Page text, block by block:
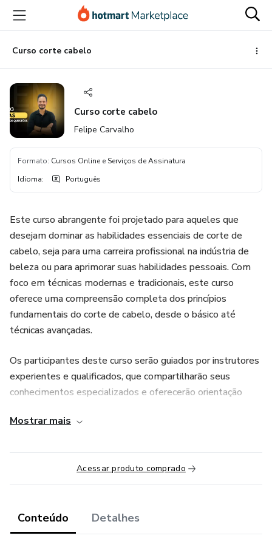
para
conteúdo
principal
para
pagamento
para
rodapé
Curso corte cabelo
Curso corte cabelo
Felipe Carvalho
Formato: Cursos Online e Serviços de Assinatura
Idioma: Português
Este curso abrangente foi projetado para aqueles que
desejam dominar as habilidades essenciais de corte de
cabelo, seja para uma carreira profissional na indústria de
beleza ou para aprimorar suas habilidades pessoais. Com
foco em técnicas modernas e tradicionais, este curso
oferece uma compreensão completa dos princípios
fundamentais do corte de cabelo, desde o básico até
técnicas avançadas.
Os participantes deste curso serão guiados por instrutores
experientes e qualificados, que compartilharão seus
conhecimentos especializados e oferecerão orientação
de cabelo. Os temas abordados incluem:
Fundamentos do corte de cabelo: Introdução aos princípios
básicos do corte de cabelo, incluindo análise de textura,
estrutura e crescimento do cabelo.
Ferramentas e equipamentos: Identificação e uso correto
de tesouras, navalhas, máquinas de cortar cabelo e outros
Mostrar mais
Acessar produto comprado
Conteúdo Detalhes